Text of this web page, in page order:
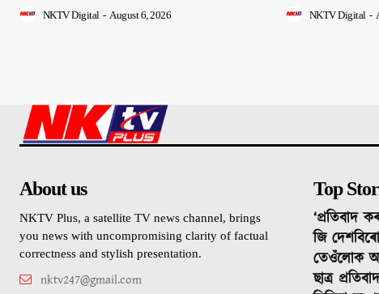
NKTV Digital - August 6, 2026 NKTV Digital -
About us
NKTV Plus, a satellite TV news channel, brings
you news with uncompromising clarity of factual
correctness and stylish presentation.
nktv247@gmail.com
Top
‘প্ৰতিবাদ
জি
তেওঁলোক
ছাত্ৰ